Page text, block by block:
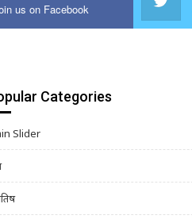
us on Facebook
Categories
Slider